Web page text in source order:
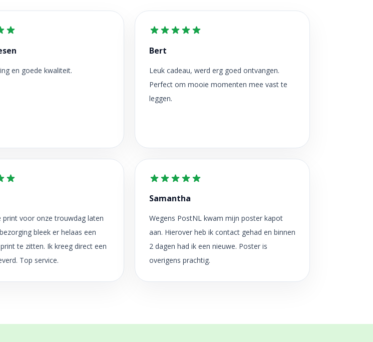
en goede kwaliteit.
Bert
Leuk cadeau, werd erg goed ontvangen.
Perfect om mooie momenten mee vast te
leggen.
print voor onze trouwdag laten
bleek er helaas een
te zitten. Ik kreeg direct een
Top service.
Samantha
Wegens PostNL kwam mijn poster kapot
aan. Hierover heb ik contact gehad en binnen
2 dagen had ik een nieuwe. Poster is
overigens prachtig.